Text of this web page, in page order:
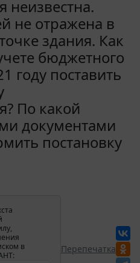
неизвестна.
не отражена в
здания. Как
бюджетного
году поставить
По какой
документами
постановку
в
Перепечатка